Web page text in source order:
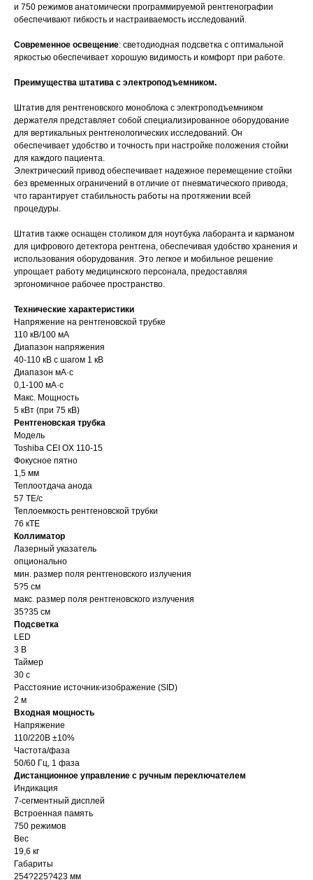
и 750 режимов анатомически программируемой рентгенографии
обеспечивают гибкость и настраиваемость исследований.
Современное освещение: светодиодная подсветка с оптимальной
яркостью обеспечивает хорошую видимость и комфорт при работе.
Преимущества штатива с электроподъемником.
Штатив для рентгеновского моноблока с электроподъемником
держателя представляет собой специализированное оборудование
для вертикальных рентгенологических исследований. Он
обеспечивает удобство и точность при настройке положения стойки
для каждого пациента.
Электрический привод обеспечивает надежное перемещение стойки
без временных ограничений в отличие от пневматического привода,
что гарантирует стабильность работы на протяжении всей
процедуры.
Штатив также оснащен столиком для ноутбука лаборанта и карманом
для цифрового детектора рентгена, обеспечивая удобство хранения и
использования оборудования. Это легкое и мобильное решение
упрощает работу медицинского персонала, предоставляя
эргономичное рабочее пространство.
Технические характеристики
Напряжение на рентгеновской трубке
110 кВ/100 мА
Диапазон напряжения
40-110 кВ с шагом 1 кВ
Диапазон мА·с
0,1-100 мА·с
Макс. Мощность
5 кВт (при 75 кВ)
Рентгеновская трубка
Модель
Toshiba CEI OX 110-15
Фокусное пятно
1,5 мм
Теплоотдача анода
57 ТЕ/с
Теплоемкость рентгеновской трубки
76 кTE
Коллиматор
Лазерный указатель
опционально
мин. размер поля рентгеновского излучения
5?5 см
макс. размер поля рентгеновского излучения
35?35 см
Подсветка
LED
3 В
Таймер
30 с
Расстояниe источник-изображение (SID)
2 м
Входная мощность
Напряжение
110/220В ±10%
Частота/фаза
50/60 Гц, 1 фаза
Дистанционное управление с ручным переключателем
Индикация
7-сегментный дисплей
Встроенная память
750 режимов
Вес
19,6 кг
Габариты
254?225?423 мм